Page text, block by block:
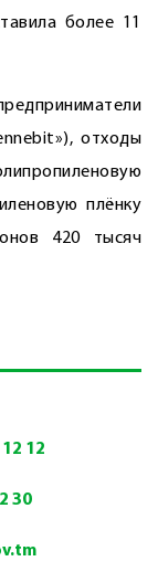
более 11
отходы
плёнку
420 тысяч
12
30